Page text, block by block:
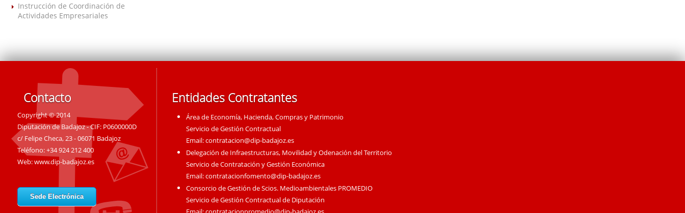
Instrucción de Coordinación de
Actividades Empresariales
Contacto
Copyright © 2014
Diputación de Badajoz - CIF: P0600000D
c/ Felipe Checa, 23 - 06071 Badajoz
Teléfono: +34 924 212 400
Web:www.dip-badajoz.es
Sede Electrónica
Entidades Contratantes
Área de Economía, Hacienda, Compras y Patrimonio
Servicio de Gestión Contractual
Email:contratacion@dip-badajoz.es
Delegación de Infraestructuras, Movilidad y Odenación del Territorio
Servicio de Contratación y Gestión Económica
Email:contratacionfomento@dip-badajoz.es
Consorcio de Gestión de Scios. Medioambientales PROMEDIO
Servicio de Gestión Contractual de Diputación